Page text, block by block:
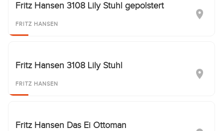
Fritz Hansen 3108 Lily Stuhl gepolstert
FRITZ HANSEN
Fritz Hansen 3108 Lily Stuhl
FRITZ HANSEN
Fritz Hansen Das Ei Ottoman